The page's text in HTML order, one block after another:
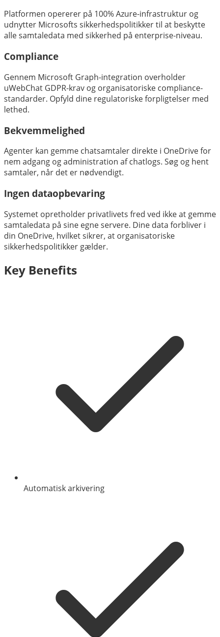
Platformen opererer på 100% Azure-infrastruktur og
udnytter Microsofts sikkerhedspolitikker til at beskytte
alle samtaledata med sikkerhed på enterprise-niveau.
Compliance
Gennem Microsoft Graph-integration overholder
uWebChat GDPR-krav og organisatoriske compliance-
standarder. Opfyld dine regulatoriske forpligtelser med
lethed.
Bekvemmelighed
Agenter kan gemme chatsamtaler direkte i OneDrive for
nem adgang og administration af chatlogs. Søg og hent
samtaler, når det er nødvendigt.
Ingen dataopbevaring
Systemet opretholder privatlivets fred ved ikke at gemme
samtaledata på sine egne servere. Dine data forbliver i
din OneDrive, hvilket sikrer, at organisatoriske
sikkerhedspolitikker gælder.
Key Benefits
Automatisk arkivering